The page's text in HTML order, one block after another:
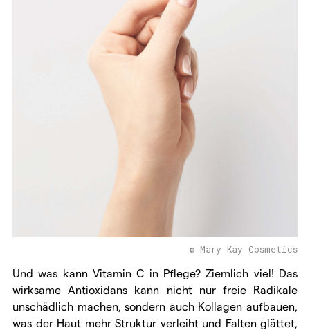
© Mary Kay Cosmetics
Und was kann Vitamin C in Pflege? Ziemlich viel! Das
wirksame Antioxidans kann nicht nur freie Radikale
unschädlich machen, sondern auch Kollagen aufbauen,
was der Haut mehr Struktur verleiht und Falten glättet,